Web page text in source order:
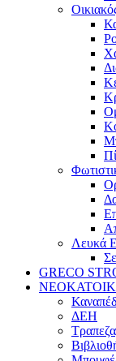
Λευκά
GRECO
ΔΕΗ